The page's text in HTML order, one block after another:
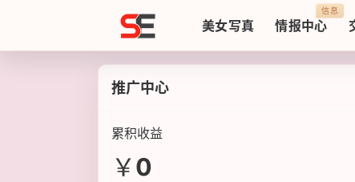
Sezzz
美女写真 情报中心
信息
推广中心
累积收益
￥0